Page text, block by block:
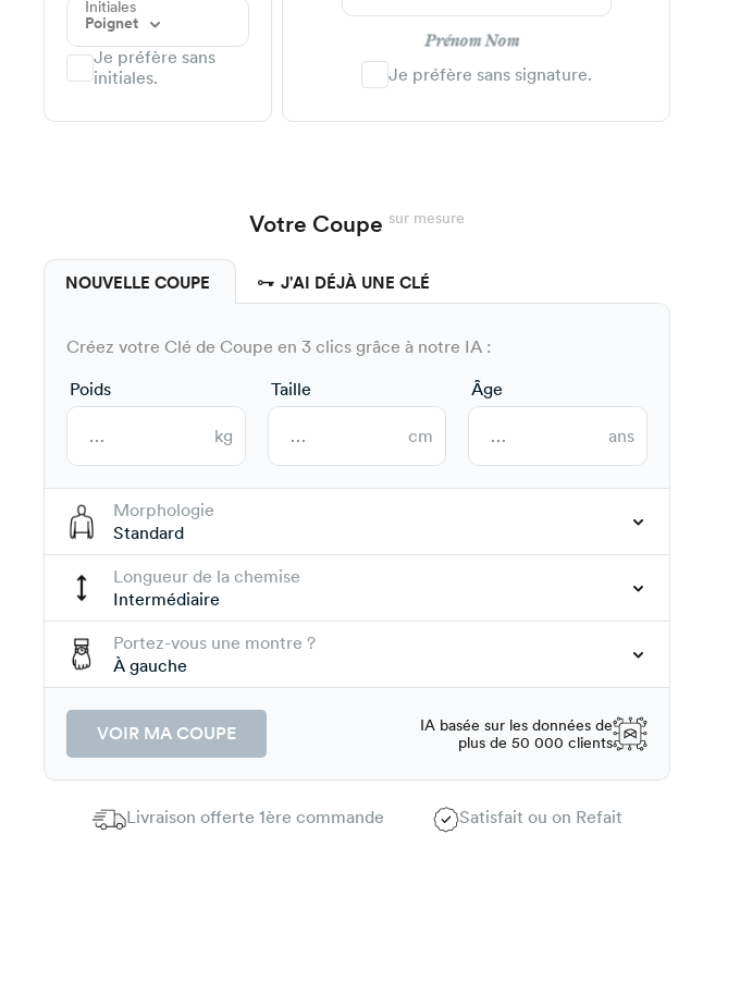
Initiales
Poignet
Je préfère sans
initiales.
Prénom Nom
Je préfère sans signature.
Votre Coupe sur mesure
NOUVELLE COUPE J'AI DÉJÀ UNE CLÉ
Créez votre Clé de Coupe en 3 clics grâce à notre IA :
Poids
kg
Taille
cm
Âge
ans
Morphologie
Standard
Longueur de la chemise
Intermédiaire
Portez-vous une montre ?
À gauche
VOIR MA COUPE
IA basée sur les données de
plus de 50 000 clients
Livraison offerte 1ère commande Satisfait ou on Refait